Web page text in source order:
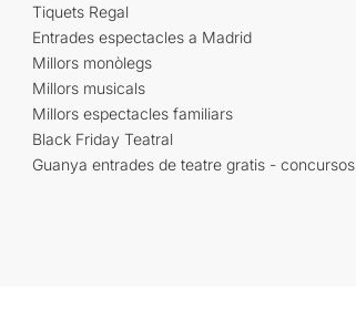
Tiquets Regal
Entrades espectacles a Madrid
Millors monòlegs
Millors musicals
Millors espectacles familiars
Black Friday Teatral
Guanya entrades de teatre gratis - concursos